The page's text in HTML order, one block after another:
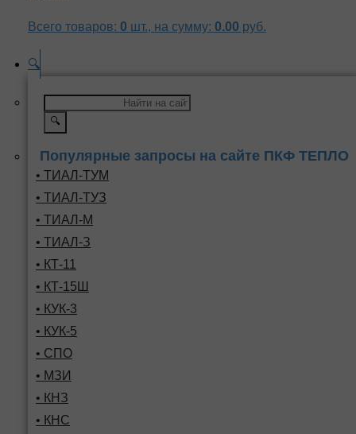
Всего товаров: 0 шт., на сумму: 0.00 руб.
🔍
🔍
Популярные запросы на сайте ПКФ ТЕПЛО
• ТИАЛ-ТУМ
• ТИАЛ-ТУЗ
• ТИАЛ-М
• ТИАЛ-З
• КТ-11
• КТ-15Ш
• КУК-3
• КУК-5
• СПО
• МЗИ
• КНЗ
• КНС